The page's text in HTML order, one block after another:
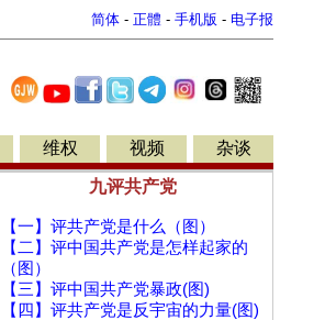
简体 - 正體 - 手机版 - 电子报
维权 视频 杂谈
九评共产党
【一】评共产党是什么（图）
【二】评中国共产党是怎样起家的
（图）
【三】评中国共产党暴政(图)
【四】评共产党是反宇宙的力量(图)